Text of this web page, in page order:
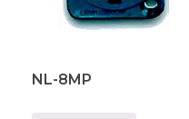
NL-8MP